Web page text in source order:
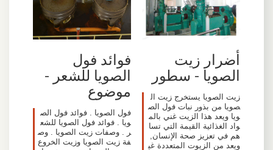
أضرار زيت
الصويا - سطور
زيت الصويا يستخرج زيت ال
صويا من بذور نبات فول الص
ويا ويعد هذا الزيت غني بالم
واد الغذائية القيمة التي تسا
هم في تعزيز صحة الإنسان,
ويعد من الزيوت المتعددة غي
فوائد فول
الصويا للشعر -
موضوع
فول الصويا . فوائد فول الص
ويا . فوائد فول الصويا للشع
ر . وصفات زيت الصويا . وص
فة زيت الصويا وزيت الخروع